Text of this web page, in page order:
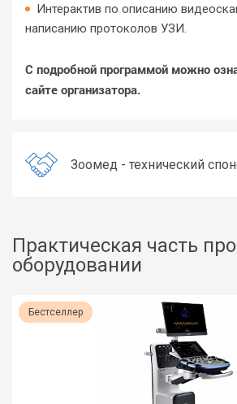
Интерактив по описанию
написанию протоколов УЗИ.
С подробной программой можно
сайте организатора.
Зоомед - технический
Практическая часть
оборудовании
Бестселлер